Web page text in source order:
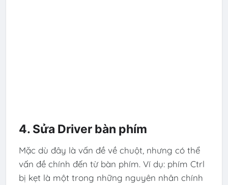
4. Sửa Driver bàn phím
Mặc dù đây là vấn đề về chuột, nhưng có thể
vấn đề chính đến từ bàn phím. Ví dụ: phím Ctrl
bị kẹt là một trong những nguyên nhân chính